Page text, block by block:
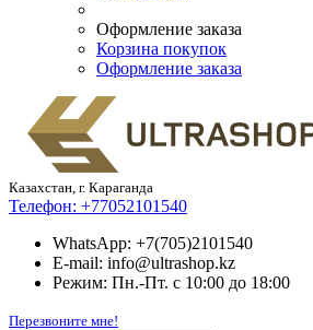
Оформление заказа
Корзина покупок
Оформление заказа
Казахстан, г. Караганда
Телефон: +77052101540
WhatsApp: +7(705)2101540
E-mail: info@ultrashop.kz
Режим: Пн.-Пт. с 10:00 до 18:00
Перезвоните мне!